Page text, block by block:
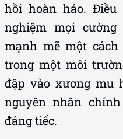
hồi hoàn hảo.
nghiệm mọi
mạnh mẽ một
trong một môi
đập vào xương mu
nguyên nhân
đáng tiếc.